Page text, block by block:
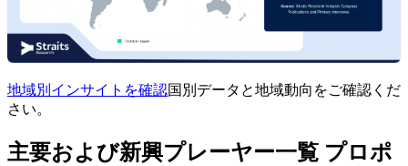
地域別インサイトを確認国別データと地域動向をご確認くだ
さい。
主要および新興プレーヤー一覧 プロポ